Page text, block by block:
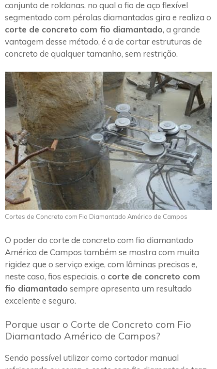
conjunto de roldanas, no qual o fio de aço flexível
segmentado com pérolas diamantadas gira e realiza o
corte de concreto com fio diamantado, a grande
vantagem desse método, é a de cortar estruturas de
concreto de qualquer tamanho, sem restrição.
Cortes de Concreto com Fio Diamantado Américo de Campos
O poder do corte de concreto com fio diamantado
Américo de Campos também se mostra com muita
rigidez que o serviço exige, com lâminas precisas e,
neste caso, fios especiais, o corte de concreto com
fio diamantado sempre apresenta um resultado
excelente e seguro.
Porque usar o Corte de Concreto com Fio
Diamantado Américo de Campos?
Sendo possível utilizar como cortador manual